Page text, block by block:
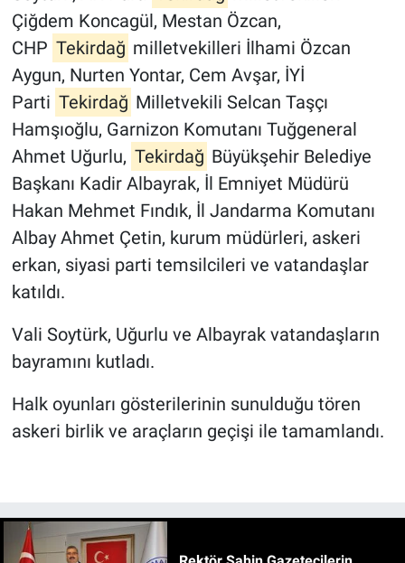
Çiğdem Koncagül, Mestan Özcan,
CHP Tekirdağ milletvekilleri İlhami Özcan
Aygun, Nurten Yontar, Cem Avşar, İYİ
Parti Tekirdağ Milletvekili Selcan Taşçı
Hamşıoğlu, Garnizon Komutanı Tuğgeneral
Ahmet Uğurlu, Tekirdağ Büyükşehir Belediye
Başkanı Kadir Albayrak, İl Emniyet Müdürü
Hakan Mehmet Fındık, İl Jandarma Komutanı
Albay Ahmet Çetin, kurum müdürleri, askeri
erkan, siyasi parti temsilcileri ve vatandaşlar
katıldı.
Vali Soytürk, Uğurlu ve Albayrak vatandaşların
bayramını kutladı.
Halk oyunları gösterilerinin sunulduğu tören
askeri birlik ve araçların geçişi ile tamamlandı.